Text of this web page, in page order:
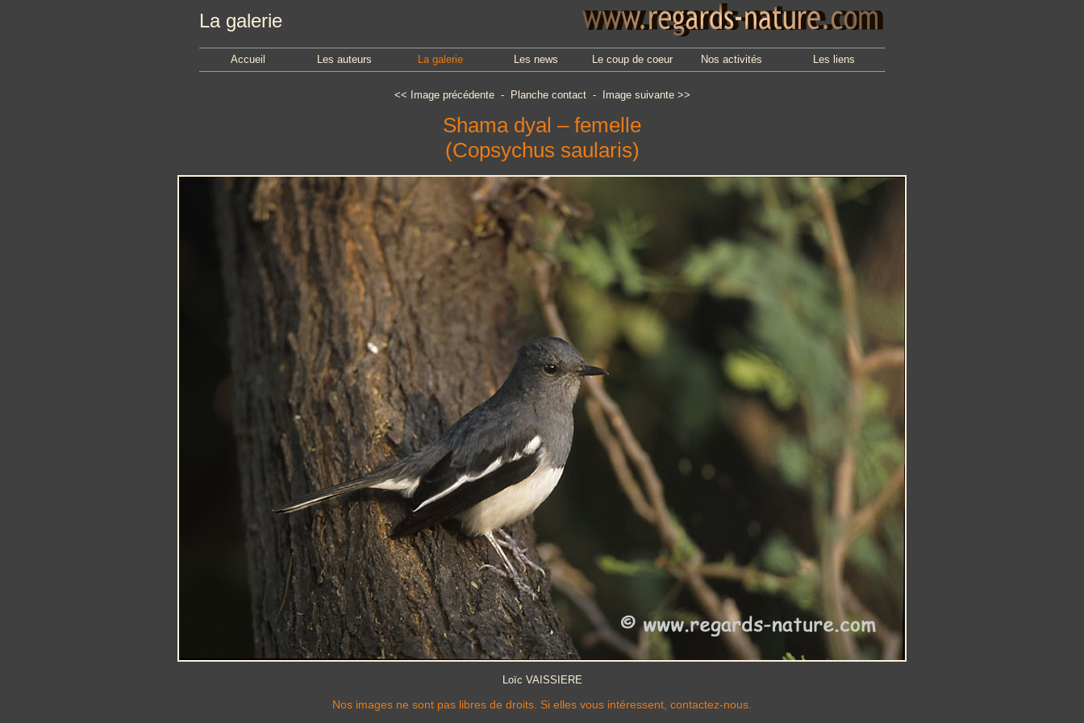
La galerie
Accueil Les auteurs La galerie Les news Le coup de coeur Nos activités Les liens
<< Image précédente- Planche contact- Image suivante>>
Shama dyal – femelle
(Copsychus saularis)
Loïc VAISSIERE
Nos images ne sont pas libres de droits. Si elles vous intéressent, contactez-nous.